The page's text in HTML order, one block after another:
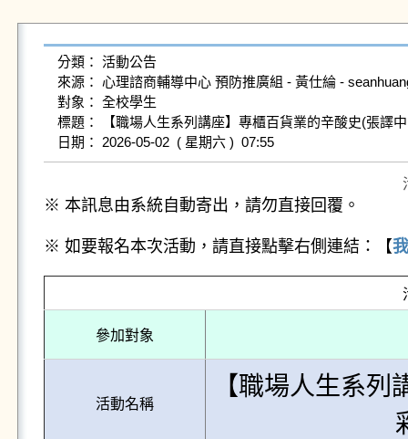
分類： 活動公告
來源： 心理諮商輔導中心 預防推廣組 - 黃仕綸 -
對象： 全校學生
標題： 【職場人生系列講座】專櫃百貨業的辛酸史(張譯
日期： 2026-05-02  ( 星期六 )  07:55
※ 本訊息由系統自動寄出，請勿直接回覆。
※ 如要報名本次活動，請直接點擊右側連結：【
參加對象
活動名稱
【職場人生系